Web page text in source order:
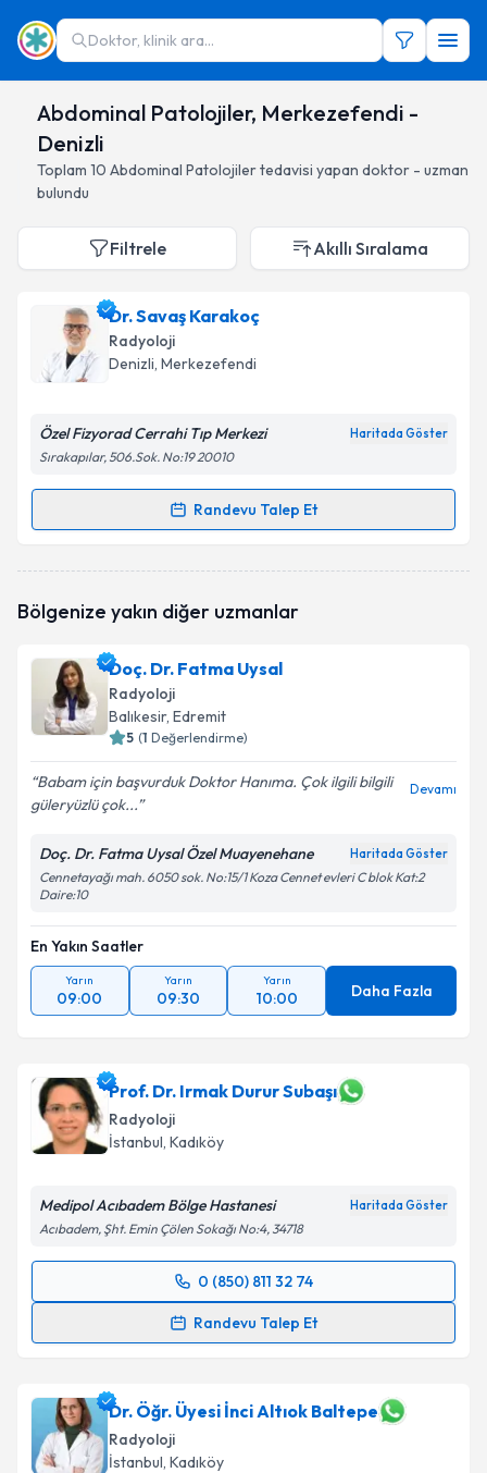
Doktor, klinik ara...
Abdominal Patolojiler, Merkezefendi -
Denizli
Toplam 10 Abdominal Patolojilertedavisi yapan doktor - uzman
bulundu
Filtrele Akıllı Sıralama
Dr. Savaş Karakoç
Radyoloji
Denizli, Merkezefendi
Özel Fizyorad Cerrahi Tıp Merkezi Haritada Göster
Sırakapılar, 506.Sok. No:19 20010
Randevu Talep Et
Randevu Takvimi Talebi
oluşturun. Size bu uzmandan randevu almanız için bir
E-posta Adresiniz
Kişisel verilerimin işlenmesine ilişkinAydınlatma
Metni'ni okudum ve kişisel verilerimin belirtilen
Bölgenize yakın diğer uzmanlar
Doç. Dr. Fatma Uysal
Radyoloji
Balıkesir, Edremit
5 (1 Değerlendirme)
Babam için başvurduk Doktor Hanıma. Çok ilgili bilgili
güleryüzlü çok...
Devamı
Doç. Dr. Fatma Uysal Özel Muayenehane Haritada Göster
Cennetayağı mah. 6050 sok. No:15/1 Koza Cennet evleri C blok Kat:2
Daire:10
En Yakın Saatler
Yarın
09:00
Yarın
09:30
Yarın
10:00 Daha Fazla
Prof. Dr. Irmak Durur Subaşı
Radyoloji
İstanbul, Kadıköy
Medipol Acıbadem Bölge Hastanesi Haritada Göster
Acıbadem, Şht. Emin Çölen Sokağı No:4, 34718
0 (850) 811 32 74
Randevu Talep Et
Randevu Takvimi Talebi
için bir takvim hazırlandığında e-posta ile
bilgilendireceğiz.
Dr. Öğr. Üyesi İnci Altıok Baltepe
Radyoloji
İstanbul, Kadıköy